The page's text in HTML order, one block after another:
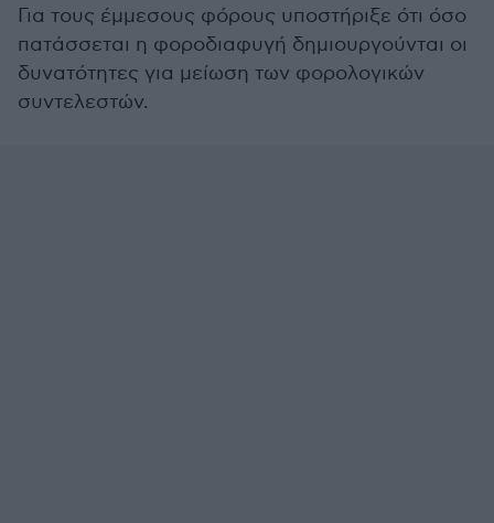
Για τους έμμεσους φόρους υποστήριξε ότι όσο
πατάσσεται η φοροδιαφυγή δημιουργούνται οι
δυνατότητες για μείωση των φορολογικών
συντελεστών.